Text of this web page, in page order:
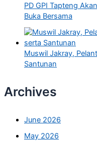
PD GPI Tapteng
Buka Bersama
Muswil Jakray,
Santunan
Archives
June 2026
May 2026